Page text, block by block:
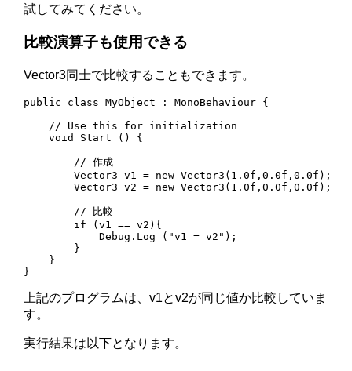
試してみてください。
比較演算子も使用できる
Vector3同士で比較することもできます。
public class MyObject : MonoBehaviour {
    // Use this for initialization
    void Start () {
        // 作成
        Vector3 v1 = new Vector3(1.0f,0.0f,0.0f);
        Vector3 v2 = new Vector3(1.0f,0.0f,0.0f);
        // 比較
        if (v1 == v2){
            Debug.Log ("v1 = v2");
        }
    }
}
上記のプログラムは、v1とv2が同じ値か比較していま
す。
実行結果は以下となります。